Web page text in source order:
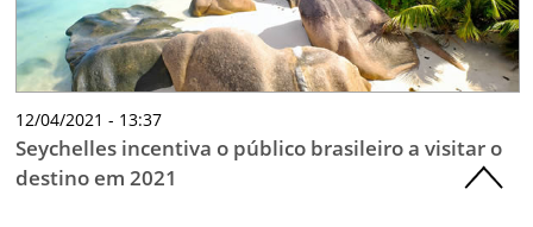
12/04/2021 - 13:37
Seychelles incentiva o público brasileiro a visitar o
destino em 2021